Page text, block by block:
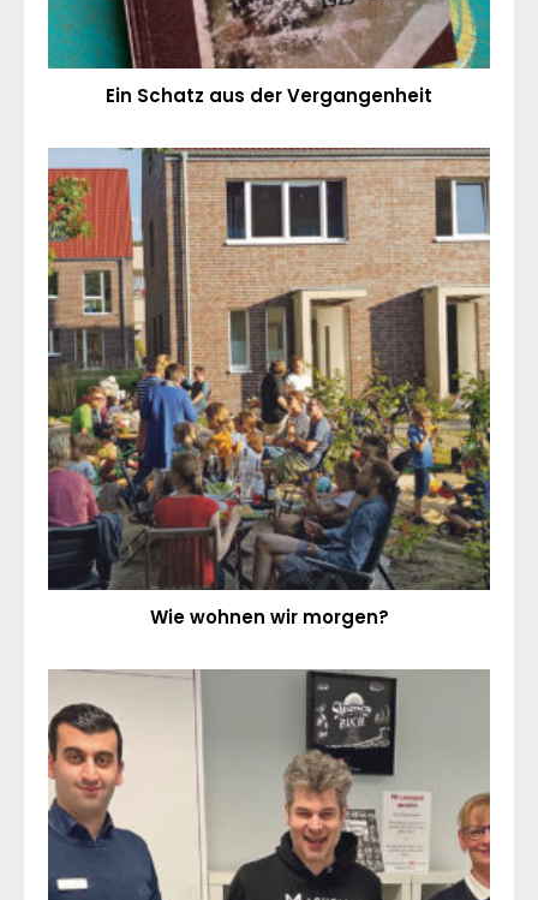
Ein Schatz aus der Vergangenheit
Wie wohnen wir morgen?